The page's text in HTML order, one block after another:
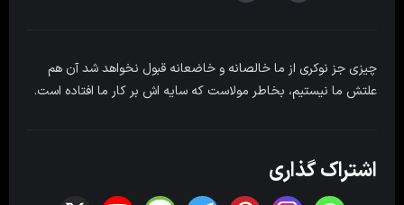
چیزی جز نوکری از ما خالصانه و خاضعانه قبول نخواهد شد آن هم
علتش ما نیستیم، بخاطر مولاست که سایه اش بر کار ما افتاده است.
اشتراک گذاری